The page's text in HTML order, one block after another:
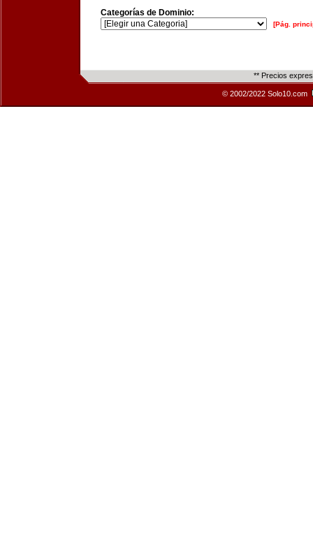
Categorías de Dominio:
[Pág.
** Precios
© 2002/2022 Solo10.com